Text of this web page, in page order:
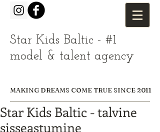
Star Kids Baltic - #1
model & talent agency
MAKING DREAMS COME TRUE SINCE 2011
Star Kids Baltic - talvine
sisseastumine